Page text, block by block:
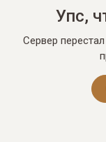
Упс,
Сервер